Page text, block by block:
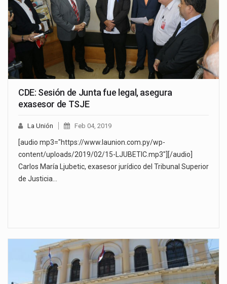
CDE: Sesión de Junta fue legal, asegura
exasesor de TSJE
La Unión Feb 04, 2019
[audio mp3="https://www.launion.com.py/wp-
content/uploads/2019/02/15-LJUBETIC.mp3"][/audio]
Carlos María Ljubetic, exasesor jurídico del Tribunal Superior
de Justicia…